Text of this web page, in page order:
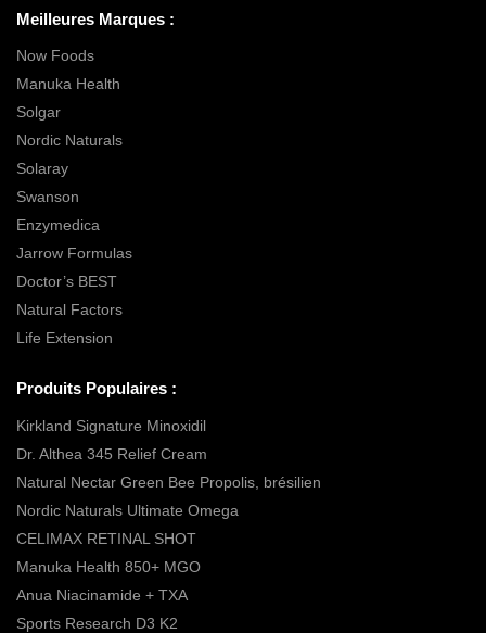
Meilleures Marques :
Now Foods
Manuka Health
Solgar
Nordic Naturals
Solaray
Swanson
Enzymedica
Jarrow Formulas
Doctor’s BEST
Natural Factors
Life Extension
Produits Populaires :
Kirkland Signature Minoxidil
Dr. Althea 345 Relief Cream
Natural Nectar Green Bee Propolis, brésilien
Nordic Naturals Ultimate Omega
CELIMAX RETINAL SHOT
Manuka Health 850+ MGO
Anua Niacinamide + TXA
Sports Research D3 K2